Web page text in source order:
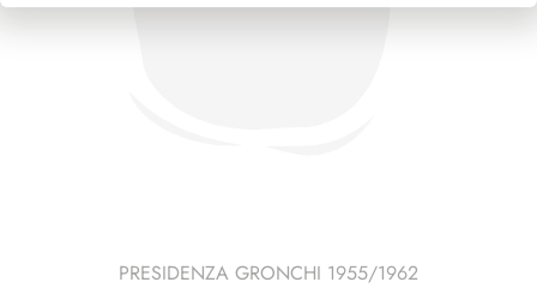
PRESIDENZA GRONCHI 1955/1962